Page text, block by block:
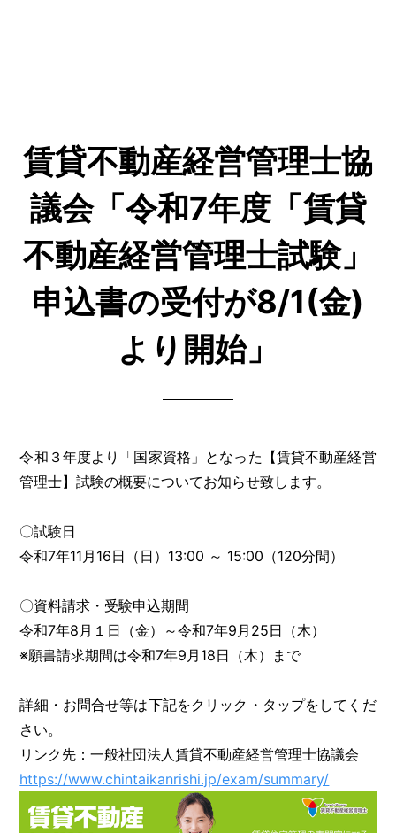
賃貸不動産経営管理士協
議会「令和7年度「賃貸
不動産経営管理士試験」
申込書の受付が8/1(金)
より開始」
令和３年度より「国家資格」となった【賃貸不動産経営
管理士】試験の概要についてお知らせ致します。
〇試験日
令和7年11月16日（日）13:00 ～ 15:00（120分間）
〇資料請求・受験申込期間
令和7年8月１日（金）～令和7年9月25日（木）
※願書請求期間は令和7年9月18日（木）まで
詳細・お問合せ等は下記をクリック・タップをしてくだ
さい。
リンク先：一般社団法人賃貸不動産経営管理士協議会
https://www.chintaikanrishi.jp/exam/summary/